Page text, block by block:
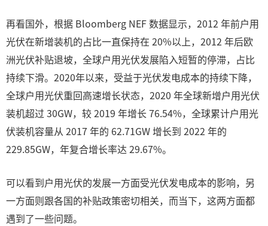
再看国外，根据 Bloomberg NEF 数据显示，2012 年前户用
光伏在新增装机的占比一直保持在 20%以上，2012 年后欧
洲光伏补贴退坡，全球户用光伏发展陷入短暂的停滞，占比
持续下滑。2020年以来，受益于光伏发电成本的持续下降，
全球户用光伏重回高速增长状态，2020 年全球新增户用光伏
装机超过 30GW，较 2019 年增长 76.54%，全球累计户用光
伏装机容量从 2017 年的 62.71GW 增长到 2022 年的
229.85GW，年复合增长率达 29.67%。
可以看到户用光伏的发展一方面受光伏发电成本的影响，另
一方面则跟各国的补贴政策密切相关，而当下，这两方面都
遇到了一些问题。